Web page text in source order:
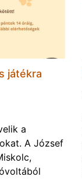
játékra
a
A József